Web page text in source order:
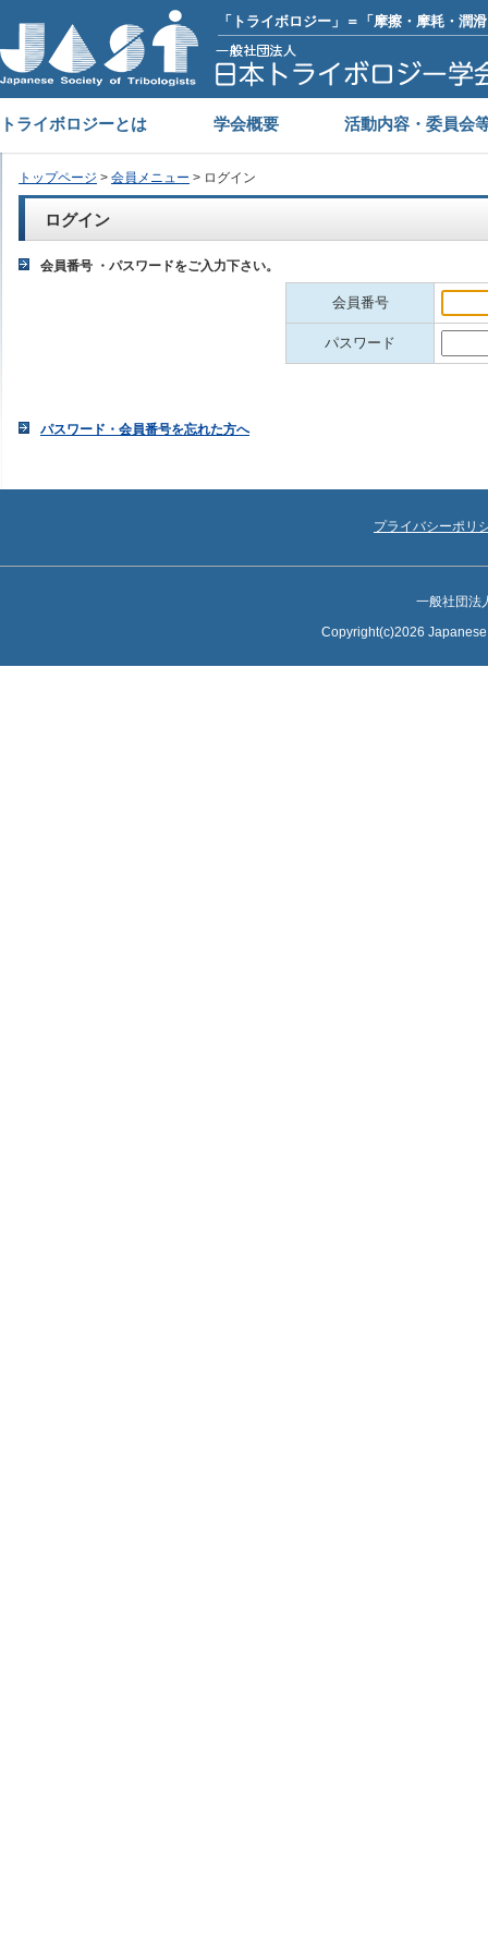
「トライボロジー」＝「摩擦・摩耗・潤
トライボロジーとは 学会概要 活動内容・委員会
トップページ > 会員メニュー > ログイン
ログイン
会員番号 ・パスワードをご入力下さい。
会員番号
パスワード
パスワード・会員番号を忘れた方へ
プライバシーポリ
一般社団法
Copyright(c)2026